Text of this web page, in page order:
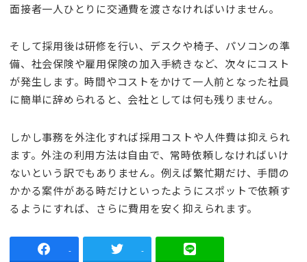
面接者一人ひとりに交通費を渡さなければいけません。
そして採用後は研修を行い、デスクや椅子、パソコンの準
備、社会保険や雇用保険の加入手続きなど、次々にコスト
が発生します。時間やコストをかけて一人前となった社員
に簡単に辞められると、会社としては何も残りません。
しかし事務を外注化すれば採用コストや人件費は抑えられ
ます。外注の利用方法は自由で、常時依頼しなければいけ
ないという訳でもありません。例えば繁忙期だけ、手間の
かかる案件がある時だけといったようにスポットで依頼す
るようにすれば、さらに費用を安く抑えられます。
- -